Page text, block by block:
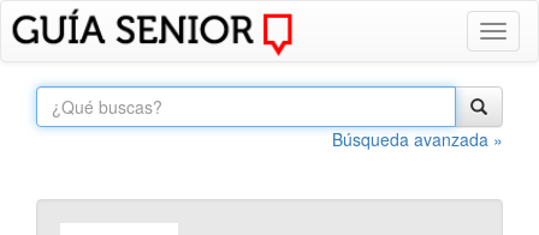
Búsqueda avanzada »